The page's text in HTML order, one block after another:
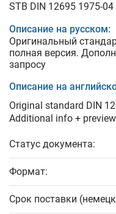
STB DIN 12695 1975-04
Описание на русском:
Оригинальный
полная версия.
запросу
Описание на
Original standard DIN
Additional info +
Статус документа:
Формат:
Срок поставки